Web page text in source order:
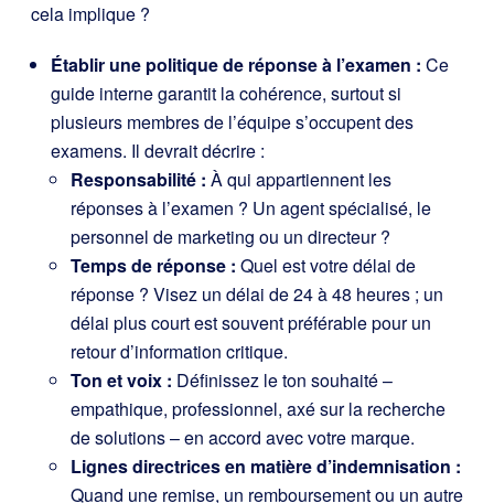
cela implique ?
Établir une politique de réponse à l’examen : Ce
guide interne garantit la cohérence, surtout si
plusieurs membres de l’équipe s’occupent des
examens. Il devrait décrire :
Responsabilité : À qui appartiennent les
réponses à l’examen ? Un agent spécialisé, le
personnel de marketing ou un directeur ?
Temps de réponse : Quel est votre délai de
réponse ? Visez un délai de 24 à 48 heures ; un
délai plus court est souvent préférable pour un
retour d’information critique.
Ton et voix : Définissez le ton souhaité –
empathique, professionnel, axé sur la recherche
de solutions – en accord avec votre marque.
Lignes directrices en matière d’indemnisation :
Quand une remise, un remboursement ou un autre